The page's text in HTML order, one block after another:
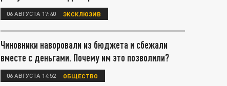
06 АВГУСТА 17:40 ЭКСКЛЮЗИВ
Чиновники наворовали из бюджета и сбежали
вместе с деньгами. Почему им это позволили?
06 АВГУСТА 14:52 ОБЩЕСТВО